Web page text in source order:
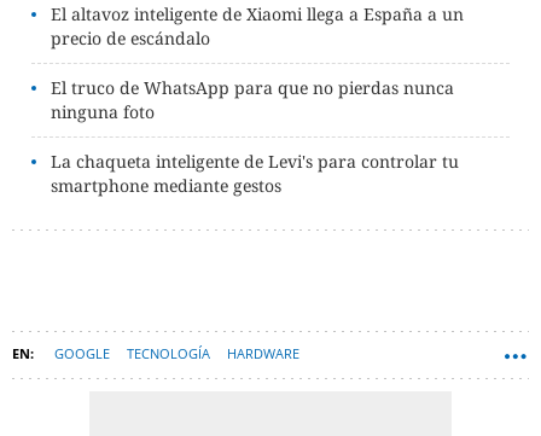
El altavoz inteligente de Xiaomi llega a España a un
precio de escándalo
El truco de WhatsApp para que no pierdas nunca
ninguna foto
La chaqueta inteligente de Levi's para controlar tu
smartphone mediante gestos
GOOGLE TECNOLOGÍA HARDWARE